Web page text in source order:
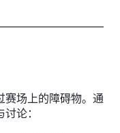
赛场上的障碍物。通
论：